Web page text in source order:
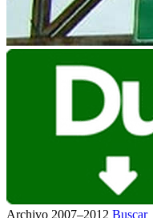
Archivo 2007–2012 Buscar